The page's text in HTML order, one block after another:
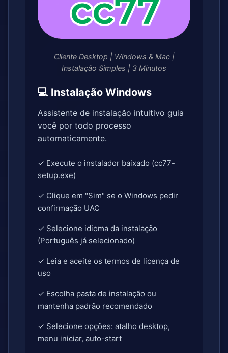
Cliente Desktop | Windows & Mac |
Instalação Simples | 3 Minutos
💻 Instalação Windows
Assistente de instalação intuitivo guia
você por todo processo
automaticamente.
✓ Execute o instalador baixado (cc77-
setup.exe)
✓ Clique em "Sim" se o Windows pedir
confirmação UAC
✓ Selecione idioma da instalação
(Português já selecionado)
✓ Leia e aceite os termos de licença de
uso
✓ Escolha pasta de instalação ou
mantenha padrão recomendado
✓ Selecione opções: atalho desktop,
menu iniciar, auto-start